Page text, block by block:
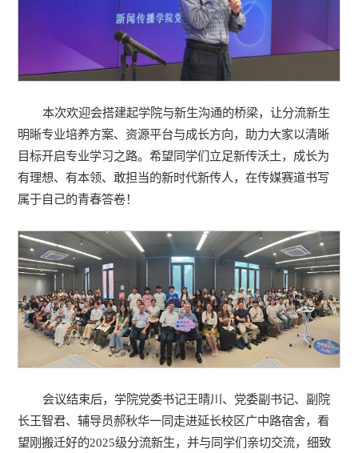
本次欢迎会搭建起学院与新生沟通的桥梁，让分流新生
明晰专业培养方案、资源平台与成长方向，助力大家以清晰
目标开启专业学习之路。希望同学们立足新传沃土，成长为
有理想、有本领、敢担当的新时代新传人，在传媒赛道书写
属于自己的青春答卷！
会议结束后，学院党委书记王晴川、党委副书记、副院
长王智君、辅导员郝秋华一同走进延长校区广中路宿舍，看
望刚搬迁好的2025级分流新生，并与同学们亲切交流，细致